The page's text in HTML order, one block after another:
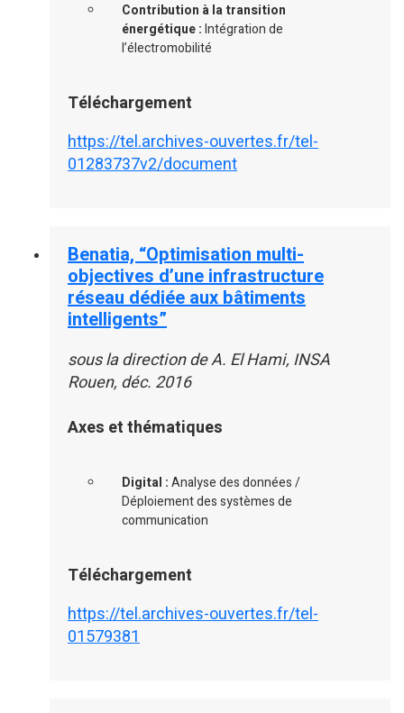
Contribution à la transition
énergétique :Intégration de
l’électromobilité
Téléchargement
https://tel.archives-ouvertes.fr/tel-
01283737v2/document
Benatia, “Optimisation multi-
objectives d’une infrastructure
réseau dédiée aux bâtiments
intelligents”
sous la direction de A. El Hami, INSA
Rouen, déc. 2016
Axes et thématiques
Digital :Analyse des données /
Déploiement des systèmes de
communication
Téléchargement
https://tel.archives-ouvertes.fr/tel-
01579381